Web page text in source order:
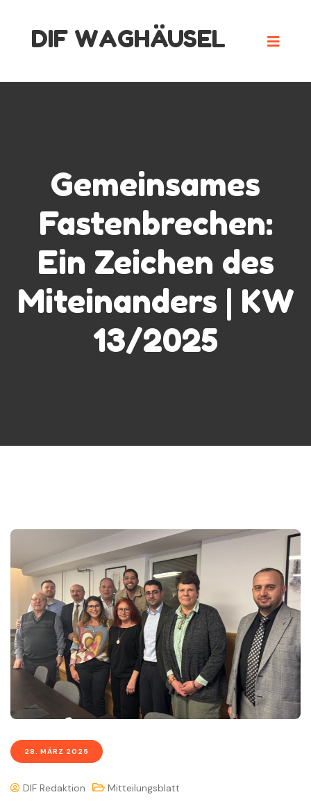
DIF WAGHÄUSEL
Gemeinsames
Fastenbrechen:
Ein Zeichen des
Miteinanders | KW
13/2025
28. MÄRZ 2025
DIF Redaktion Mitteilungsblatt